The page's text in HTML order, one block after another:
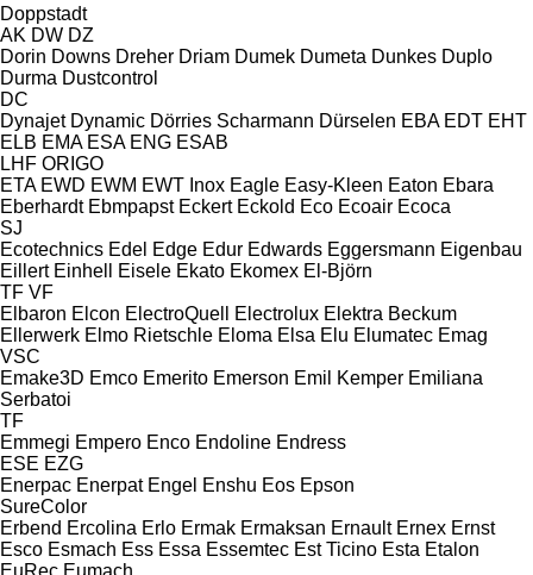
Doppstadt
AK DW DZ
Dorin Downs Dreher Driam Dumek Dumeta Dunkes Duplo
Durma Dustcontrol
DC
Dynajet Dynamic Dörries Scharmann Dürselen EBA EDT EHT
ELB EMA ESA ENG ESAB
LHF ORIGO
ETA EWD EWM EWT Inox Eagle Easy-Kleen Eaton Ebara
Eberhardt Ebmpapst Eckert Eckold Eco Ecoair Ecoca
SJ
Ecotechnics Edel Edge Edur Edwards Eggersmann Eigenbau
Eillert Einhell Eisele Ekato Ekomex El-Björn
TF VF
Elbaron Elcon ElectroQuell Electrolux Elektra Beckum
Ellerwerk Elmo Rietschle Eloma Elsa Elu Elumatec Emag
VSC
Emake3D Emco Emerito Emerson Emil Kemper Emiliana
Serbatoi
TF
Emmegi Empero Enco Endoline Endress
ESE EZG
Enerpac Enerpat Engel Enshu Eos Epson
SureColor
Erbend Ercolina Erlo Ermak Ermaksan Ernault Ernex Ernst
Esco Esmach Ess Essa Essemtec Est Ticino Esta Etalon
EuRec Eumach